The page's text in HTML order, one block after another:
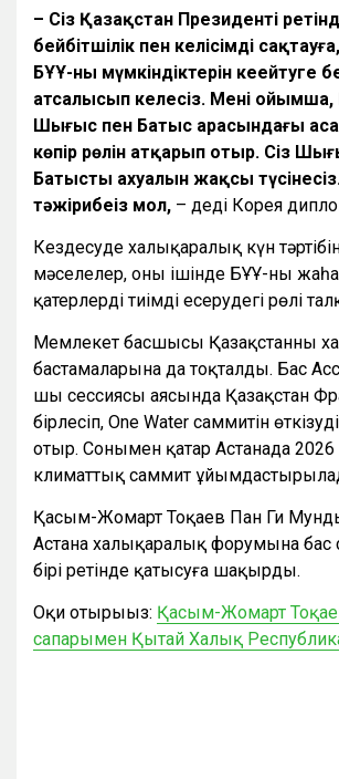
– Сіз Қазақстан Президенті
бейбітшілік пен келісімді
БҰҰ-ның мүмкіндіктерін кеңейтуге
атсалысып келесіз. Менің
Шығыс пен Батыс арасындағы
көпір рөлін атқарып отыр. Сіз
Батыстың ахуалын жақсы
тәжірибеңіз мол, – деді Корея
Кездесуде халықаралық күн
мәселелер, оның ішінде БҰҰ-ның
қатерлерді тиімді еңсерудегі рөлі
Мемлекет басшысы Қазақстанның
бастамаларына да тоқталды. Бас
шы сессиясы аясында Қазақстан
бірлесіп, One Water саммитін
отыр. Сонымен қатар Астанада 2026
климаттық саммит
Қасым-Жомарт Тоқаев Пан Ги
Астана халықаралық форумына бас
бірі ретінде қатысуға шақырды.
Оқи отырыңыз: Қасым-Жомарт
сапарымен Қытай Халық